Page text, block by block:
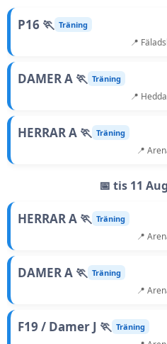
P16 🏃 Träning
📍
DAMER A 🏃 Träning
📍
HERRAR A 🏃 Träning
📍
📅 tis 11
HERRAR A 🏃 Träning
📍
DAMER A 🏃 Träning
📍
F19 / Damer J 🏃 Träning